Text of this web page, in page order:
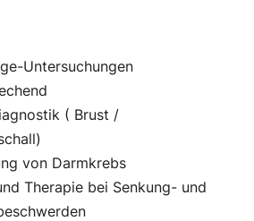
Untersuchungen
( Brust /
von Darmkrebs
Therapie bei Senkung- und